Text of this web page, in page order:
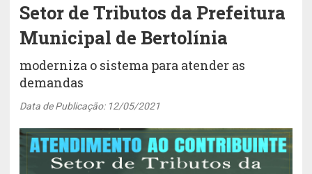
Setor de Tributos da Prefeitura
Municipal de Bertolínia
moderniza o sistema para atender as
demandas
Data de Publicação: 12/05/2021